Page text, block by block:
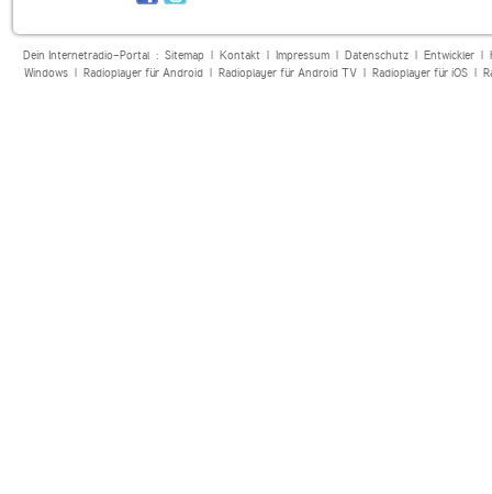
Dein Internetradio-Portal : Sitemap| Kontakt| Impressum| Datenschutz| Entwickler|
Windows| Radioplayer für Android| Radioplayer für Android TV| Radioplayer für iOS|